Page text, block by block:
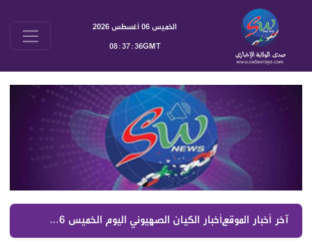
الخميس 06 أغسطس 2026
08:37:36GMT
آخر أخبار الموقع : أخبار الكيان الصهيوني اليوم الخميس 6 آب 2026 | جولة موسعة على الصحف العبرية والتطورات السياسية والعسكرية